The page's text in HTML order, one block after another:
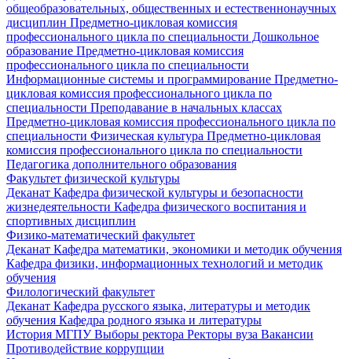
общеобразовательных, общественных и естественнонаучных
дисциплин Предметно-цикловая комиссия
профессионального цикла по специальности Дошкольное
образование Предметно-цикловая комиссия
профессионального цикла по специальности
Информационные системы и программирование Предметно-
цикловая комиссия профессионального цикла по
специальности Преподавание в начальных классах
Предметно-цикловая комиссия профессионального цикла по
специальности Физическая культура Предметно-цикловая
комиссия профессионального цикла по специальности
Педагогика дополнительного образования
Факультет физической культуры
Деканат Кафедра физической культуры и безопасности
жизнедеятельности Кафедра физического воспитания и
спортивных дисциплин
Физико-математический факультет
Деканат Кафедра математики, экономики и методик обучения
Кафедра физики, информационных технологий и методик
обучения
Филологический факультет
Деканат Кафедра русского языка, литературы и методик
обучения Кафедра родного языка и литературы
История МГПУВыборы ректора Ректоры вуза Вакансии
Противодействие коррупции